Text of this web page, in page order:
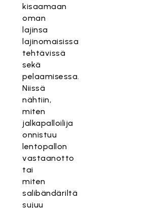
kisaamaan
oman
lajinsa
lajinomaisissa
tehtävissä
sekä
pelaamisessa.
Niissä
nähtiin,
miten
jalkapalloilija
onnistuu
lentopallon
vastaanotto
tai
miten
salibändäriltä
sujuu